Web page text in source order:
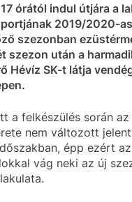
órától indul útjára a
2019/2020-as
szezonban
szezon után a
Hévíz SK-t látja
a felkészülés során az
nem változott
épp ezért
vág neki az új